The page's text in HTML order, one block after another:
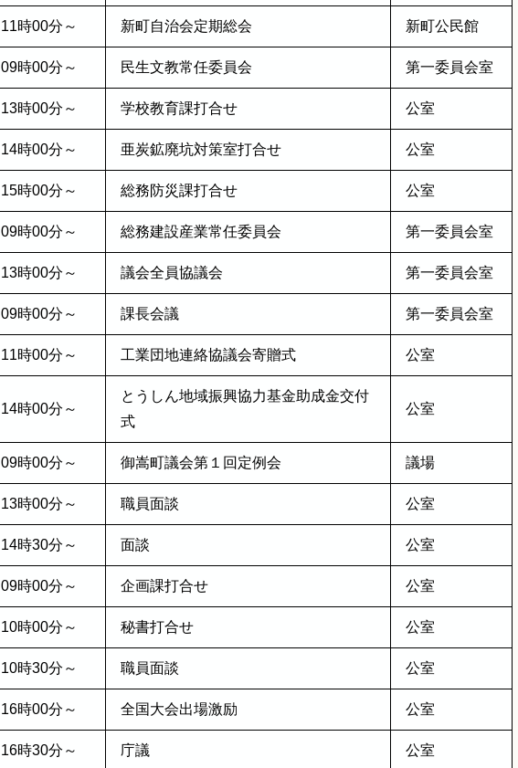
11時00分～ 新町自治会定期総会 新町公民館
09時00分～ 民生文教常任委員会 第一委員会室
13時00分～ 学校教育課打合せ 公室
14時00分～ 亜炭鉱廃坑対策室打合せ 公室
15時00分～ 総務防災課打合せ 公室
09時00分～ 総務建設産業常任委員会 第一委員会室
13時00分～ 議会全員協議会 第一委員会室
09時00分～ 課長会議 第一委員会室
11時00分～ 工業団地連絡協議会寄贈式 公室
14時00分～
とうしん地域振興協力基金助成金交付
式
公室
09時00分～ 御嵩町議会第１回定例会 議場
13時00分～ 職員面談 公室
14時30分～ 面談 公室
09時00分～ 企画課打合せ 公室
10時00分～ 秘書打合せ 公室
10時30分～ 職員面談 公室
16時00分～ 全国大会出場激励 公室
16時30分～ 庁議 公室